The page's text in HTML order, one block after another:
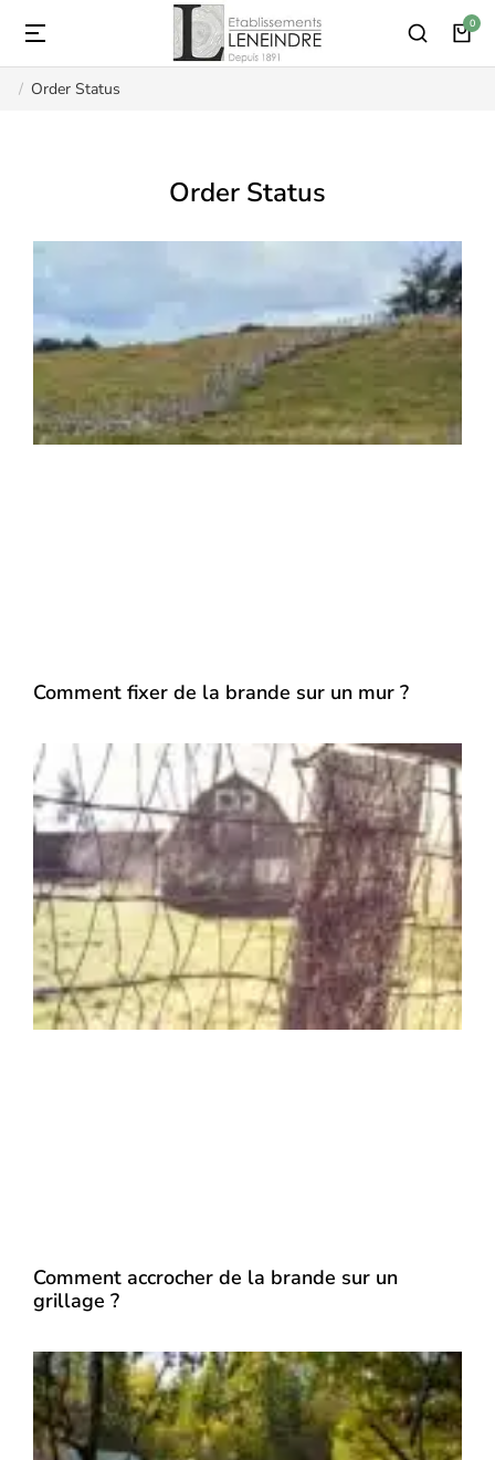
Vous êtes ici :
Order Status
Order Status
Comment fixer de la brande sur un mur ?
Comment accrocher de la brande sur un
grillage ?